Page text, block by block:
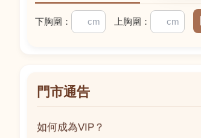
下胸圍： 上胸圍：
門市通告
如何成為VIP？